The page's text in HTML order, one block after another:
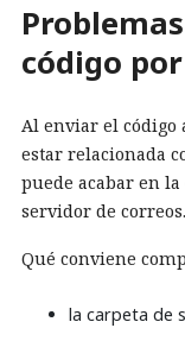
código
Al enviar el código
estar relacionada
puede acabar en
servidor de correos.
Qué conviene
la carpeta de